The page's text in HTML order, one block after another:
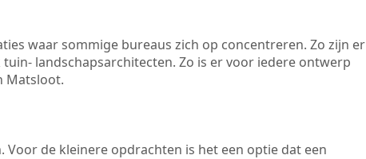
waar sommige bureaus zich op concentreren. Zo zijn er
landschapsarchitecten. Zo is er voor iedere ontwerp
Matsloot.
de kleinere opdrachten is het een optie dat een